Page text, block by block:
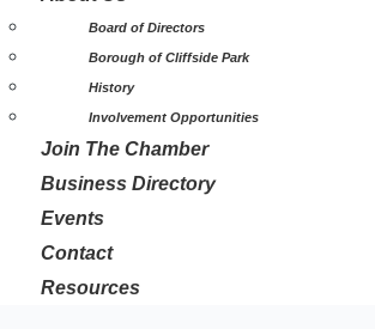
Board of Directors
Borough of Cliffside Park
History
Involvement Opportunities
Join The Chamber
Business Directory
Events
Contact
Resources